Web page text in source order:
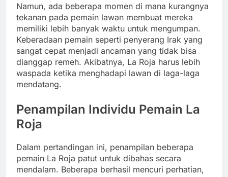
Namun, ada beberapa momen di mana kurangnya
tekanan pada pemain lawan membuat mereka
memiliki lebih banyak waktu untuk mengumpan.
Keberadaan pemain seperti penyerang Irak yang
sangat cepat menjadi ancaman yang tidak bisa
dianggap remeh. Akibatnya, La Roja harus lebih
waspada ketika menghadapi lawan di laga-laga
mendatang.
Penampilan Individu Pemain La
Roja
Dalam pertandingan ini, penampilan beberapa
pemain La Roja patut untuk dibahas secara
mendalam. Beberapa berhasil mencuri perhatian,